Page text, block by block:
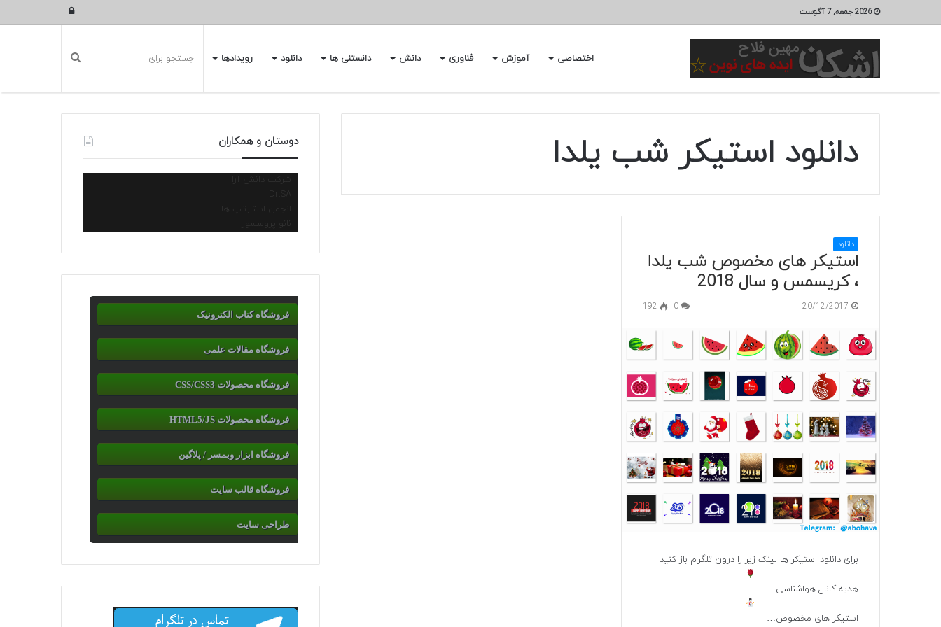
2026 جمعه, 7 آگوست ورود
اختصاصی آموزش فناوری دانش دانستنی ها دانلود رویدادها
دانلود استیکر شب یلدا
دانلود
استیکر های مخصوص شب یلدا
، کریسمس و سال 2018
20/12/2017
0
192
برای دانلود استیکر ها لینک زیر را درون تلگرام باز کنید
هدیه کانال هواشناسی
استیکر های مخصوص…
دوستان و همکاران
شرکت دانش آرا
انجمن استارتاپ ها
نانو پروسسور
فروشگاه کتاب الکترونیک
فروشگاه مقالات علمی
فروشگاه محصولات CSS/CSS3
فروشگاه محصولات HTML5/JS
فروشگاه ابزار وبمسر / پلاگین
فروشگاه قالب سایت
طراحی سایت